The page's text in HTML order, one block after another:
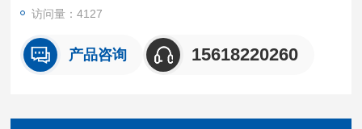
一种方式可以通过RS485有线传输，将数据传输到高清实时同步
也可以通过信息发布
访问量：4127
产品咨询 15618220260